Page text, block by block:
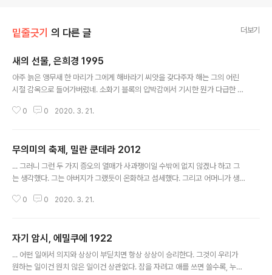
밑줄긋기 의 다른 글 더보기
새의 선물, 은희경 1995
아주 늙은 앵무새 한 마리가 그에게 해바라기 씨앗을 갖다주자 해는 그의 어린
시절 감옥으로 들어가버렸네. 소화기 블록의 압박감에서 기시한 뭔가 다급한 마
때 어떻게든 강렬한 심상이 남는 책이 있는가 하면(가령 설국의 새하얀 이미지)
나치게 깊이 들어가지 않으면서도 그만큼 넓게 관찰되는 소설이라는 생각을 해
본다. 무엇보다 지나치게 유기적이지 않은 것이 어딘가의 평에서 말했듯 쿤데라
의 그것과 비슷하기도 하고. 꽤 부담스러울 수 있는 내용임에도 마음이 편안한
0 0 2020. 3. 21.
무의미의 축제, 밀란 쿤데라 2012
... 그러니 그런 두 가지 증오의 열매가 사과쟁이일 수밖에 없지 않겠나 하고 그
는 생각했다. 그는 아버지가 그랬듯이 온화하고 섬세했다. 그리고 어머니가 생
침입자이면서 동시에 온화한 사람은 평생 사과를 해야 하는 운명에 놓인다.
래 소리 지른 흐루쇼프도! 위대한 진실의 영웅, 경멸의 말들을 토해 내던 그 사람
말이야. 그 장면은 예언적이었던 거야! 그 장면이야말로 정말로 새로운 시대를
열었지. 농담의 황혼! 장난-후의 시대!" 무의미의 축제, 밀란 쿤데라, 2012 무
0 0 2020. 3. 21.
자기 암시, 에밀쿠에 1922
... 어떤 일에서 의지와 상상이 부딛치면 항상 상상이 승리한다. 그것이 우리가
원하는 일이건 원치 않은 일이건 상관없다. 잠을 자려고 애를 쓰면 쓸수록, 누군